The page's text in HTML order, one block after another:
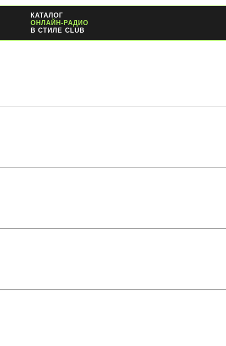
КАТАЛОГ
ОНЛАЙН-РАДИО
В СТИЛЕ CLUB